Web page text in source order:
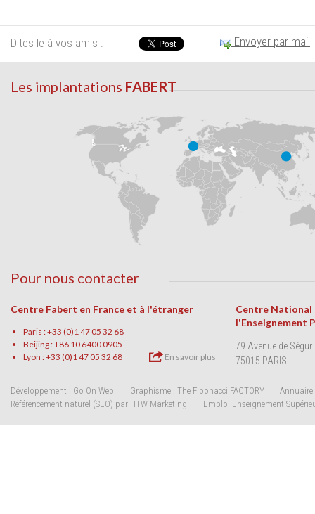
Dites le à vos amis : Envoyer par mail
Les implantations FABERT
Pour nous contacter
Centre Fabert en France et à l'étranger
Paris : +33 (0)1 47 05 32 68
Beijing : +86 10 6400 0905
Lyon : +33 (0)1 47 05 32 68
En savoir plus
Centre National
l'Enseignement
79 Avenue de Ségur
75015 PARIS
Développement : Go On Web Graphisme : The Fibonacci FACTORY
Annuaire
Référencement naturel (SEO) par HTW-Marketing
Emploi Enseignement